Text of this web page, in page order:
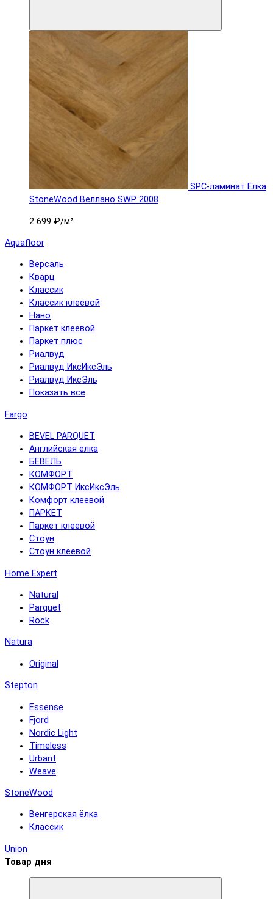
SPC-ламинат Ëлка
StoneWood Веллано SWP 2008
2 699 ₽/м²
Aquafloor
Версаль
Кварц
Классик
Классик клеевой
Нано
Паркет клеевой
Паркет плюс
Риалвуд
Риалвуд ИксИксЭль
Риалвуд ИксЭль
Показать все
Fargo
BEVEL PARQUET
Английская елка
БЕВЕЛЬ
КОМФОРТ
КОМФОРТ ИксИксЭль
Комфорт клеевой
ПАРКЕТ
Паркет клеевой
Стоун
Стоун клеевой
Home Expert
Natural
Parquet
Rock
Natura
Original
Stepton
Essense
Fjord
Nordic Light
Timeless
Urbant
Weave
StoneWood
Венгерская ёлка
Классик
Union
Товар дня